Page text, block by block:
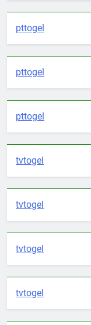
pttogel
pttogel
pttogel
tvtogel
tvtogel
tvtogel
tvtogel